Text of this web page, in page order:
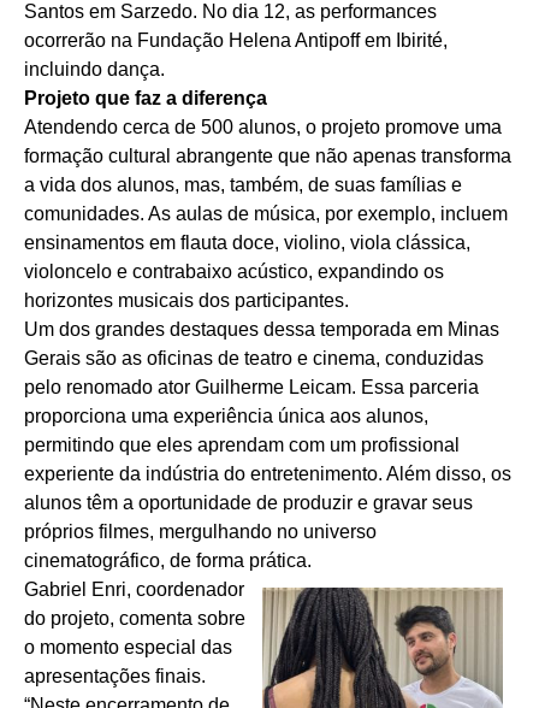
Santos em Sarzedo. No dia 12, as performances
ocorrerão na Fundação Helena Antipoff em Ibirité,
incluindo dança.
Projeto que faz a diferença
Atendendo cerca de 500 alunos, o projeto promove uma
formação cultural abrangente que não apenas transforma
a vida dos alunos, mas, também, de suas famílias e
comunidades. As aulas de música, por exemplo, incluem
ensinamentos em flauta doce, violino, viola clássica,
violoncelo e contrabaixo acústico, expandindo os
horizontes musicais dos participantes.
Um dos grandes destaques dessa temporada em Minas
Gerais são as oficinas de teatro e cinema, conduzidas
pelo renomado ator Guilherme Leicam. Essa parceria
proporciona uma experiência única aos alunos,
permitindo que eles aprendam com um profissional
experiente da indústria do entretenimento. Além disso, os
alunos têm a oportunidade de produzir e gravar seus
próprios filmes, mergulhando no universo
cinematográfico, de forma prática.
Gabriel Enri, coordenador
do projeto, comenta sobre
o momento especial das
apresentações finais.